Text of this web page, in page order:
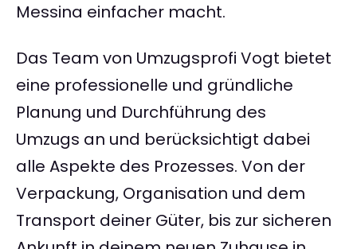
Messina einfacher macht.
Das Team von Umzugsprofi Vogt bietet
eine professionelle und gründliche
Planung und Durchführung des
Umzugs an und berücksichtigt dabei
alle Aspekte des Prozesses. Von der
Verpackung, Organisation und dem
Transport deiner Güter, bis zur sicheren